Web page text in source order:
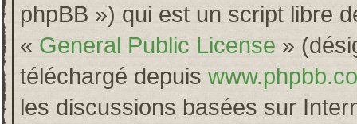
phpBB ») qui est un script libre
« General Public License »
téléchargé depuis
les discussions basées sur